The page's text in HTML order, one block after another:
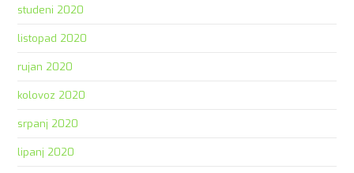
studeni 2020
listopad 2020
rujan 2020
kolovoz 2020
srpanj 2020
lipanj 2020